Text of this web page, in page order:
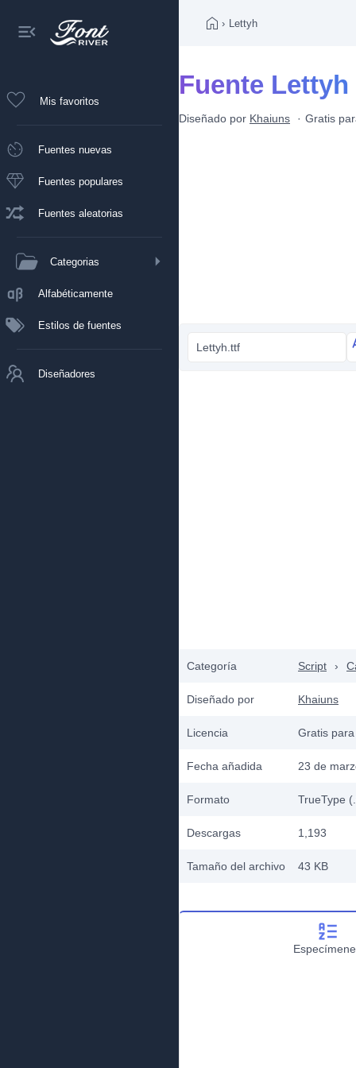
Mis favoritos
Fuentes nuevas
Fuentes populares
Fuentes aleatorias
Categorias
Alfabéticamente
Estilos de fuentes
Diseñadores
› Lettyh
Fuente Lettyh
Diseñado por Khaiuns Gratis
Lettyh.ttf
Categoría Script ›
Diseñado por Khaiuns
Licencia Gratis
Fecha añadida 23 de
Formato TrueType
Descargas 1,193
Tamaño del archivo 43 KB